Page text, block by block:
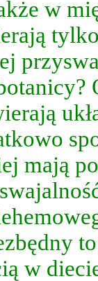
w
mają
w